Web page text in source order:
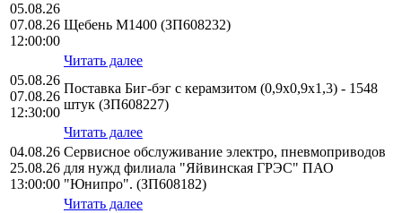
05.08.26
07.08.26
12:00:00
Щебень М1400 (ЗП608232)
Читать далее
05.08.26
07.08.26
12:30:00
Поставка Биг-бэг с керамзитом (0,9х0,9х1,3) - 1548
штук (ЗП608227)
Читать далее
04.08.26
25.08.26
13:00:00
Сервисное обслуживание электро, пневмоприводов
для нужд филиала "Яйвинская ГРЭС" ПАО
"Юнипро". (ЗП608182)
Читать далее